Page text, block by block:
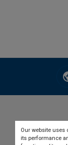
Our website uses
its performance